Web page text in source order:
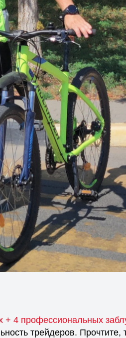
4 профессиональных
трейдеров. Прочтите,